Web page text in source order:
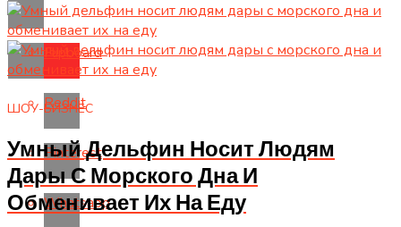
Flipboard
Reddit
Pinterest
Whatsapp
ШОУ-БИЗНЕС
Умный Дельфин Носит Людям
Дары С Морского Дна И
Обменивает Их На Еду